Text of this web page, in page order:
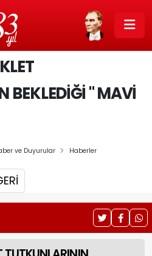
BEKLEDİĞİ " MAVİ
ve Duyurular Haberler